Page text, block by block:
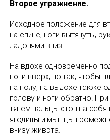
Второе упражнение.
Исходное положение для
на спине, ноги вытянуты,
ладонями вниз.
На вдохе одновременно
ноги вверх, но так, чтобы
на полу, на выдохе также
голову и ноги обратно.
тянем пальцы стоп на
ягодицы и мышцы
внизу живота.